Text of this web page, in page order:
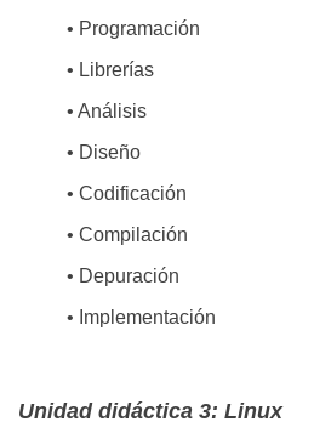
• Programación
• Librerías
• Análisis
• Diseño
• Codificación
• Compilación
• Depuración
• Implementación
Unidad didáctica 3: Linux